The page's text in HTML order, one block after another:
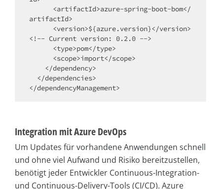
artifactId>
<!-- Current version: 0.2.0 -->
</dependencyManagement>
Integration mit Azure DevOps
Um Updates für vorhandene Anwendungen schnell
und ohne viel Aufwand und Risiko bereitzustellen,
benötigt jeder Entwickler Continuous-Integration-
und Continuous-Delivery-Tools (CI/CD). Azure